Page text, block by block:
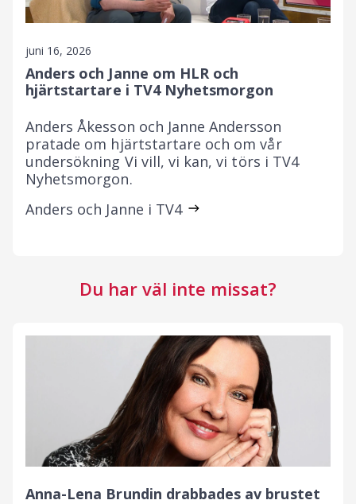
juni 16, 2026
Anders och Janne om HLR och
hjärtstartare i TV4 Nyhetsmorgon
Anders Åkesson och Janne Andersson
pratade om hjärtstartare och om vår
undersökning Vi vill, vi kan, vi törs i TV4
Nyhetsmorgon.
Anders och Janne i TV4
Du har väl inte missat?
Anna-Lena Brundin drabbades av brustet